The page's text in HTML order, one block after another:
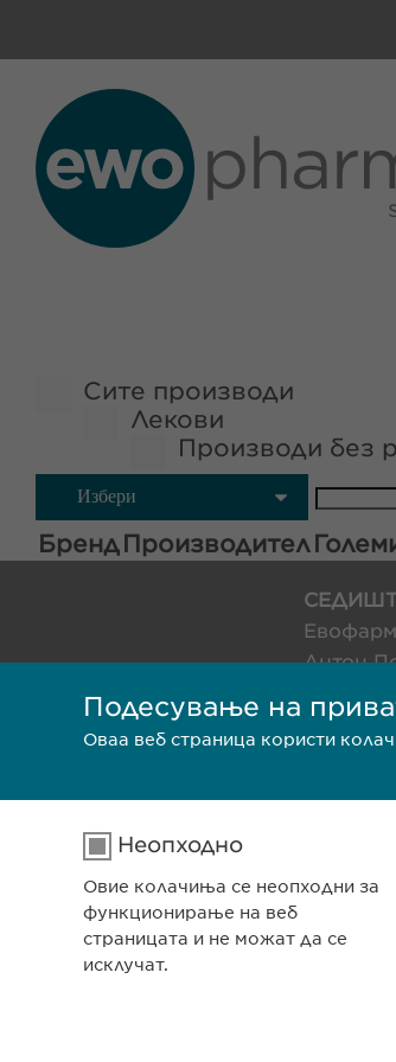
Сите производи
Лекови
Производи без
Избери
БрендПроизводител
Антон
Подесување на
Оваа веб страница користи
Неопходно
Овие колачиња се неопходни за
функционирање на веб
страницата и не можат да се
исклучат.